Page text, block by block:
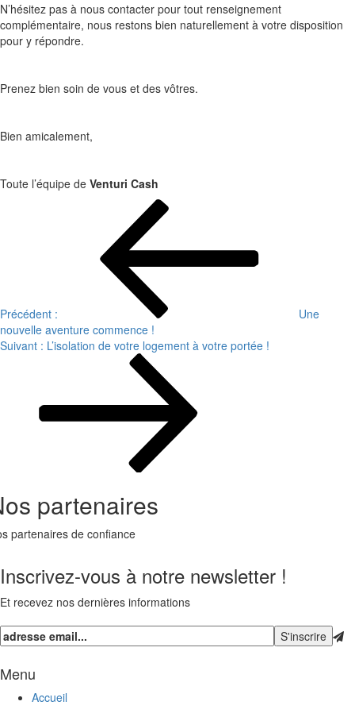
N’hésitez pas à nous contacter pour tout renseignement
complémentaire, nous restons bien naturellement à votre disposition
pour y répondre.
Prenez bien soin de vous et des vôtres.
Bien amicalement,
Toute l’équipe de Venturi Cash
Précédent :
Une
nouvelle aventure commence !
Suivant : L’isolation de votre logement à votre portée !
partenaires
partenaires de confiance
Inscrivez-vous à notre newsletter !
Et recevez nos dernières informations
Menu
Accueil